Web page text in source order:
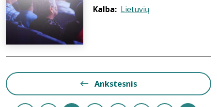
Kalba: Lietuvių
Ankstesnis